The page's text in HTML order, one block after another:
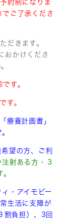
約制になりま
ご了承くださ
だきます。
おかけくださ
す。
す。
療養計画書」
望の方、ご利
射ある方・３
・アイモビー
生活に支障が
割負担）、3回